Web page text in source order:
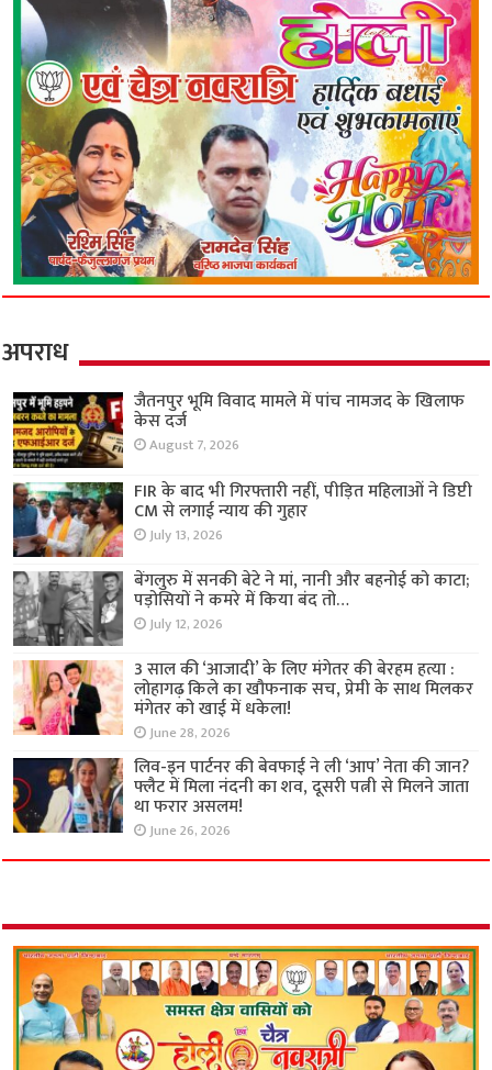
अपराध
जैतनपुर भूमि विवाद मामले में पांच नामजद के खिलाफ
केस दर्ज
August 7, 2026
FIR के बाद भी गिरफ्तारी नहीं, पीड़ित महिलाओं ने डिप्टी
CM से लगाई न्याय की गुहार
July 13, 2026
बेंगलुरु में सनकी बेटे ने मां, नानी और बहनोई को काटा;
पड़ोसियों ने कमरे में किया बंद तो…
July 12, 2026
3 साल की ‘आजादी’ के लिए मंगेतर की बेरहम हत्या :
लोहागढ़ किले का खौफनाक सच, प्रेमी के साथ मिलकर
मंगेतर को खाई में धकेला!
June 28, 2026
लिव-इन पार्टनर की बेवफाई ने ली ‘आप’ नेता की जान?
फ्लैट में मिला नंदनी का शव, दूसरी पत्नी से मिलने जाता
था फरार असलम!
June 26, 2026